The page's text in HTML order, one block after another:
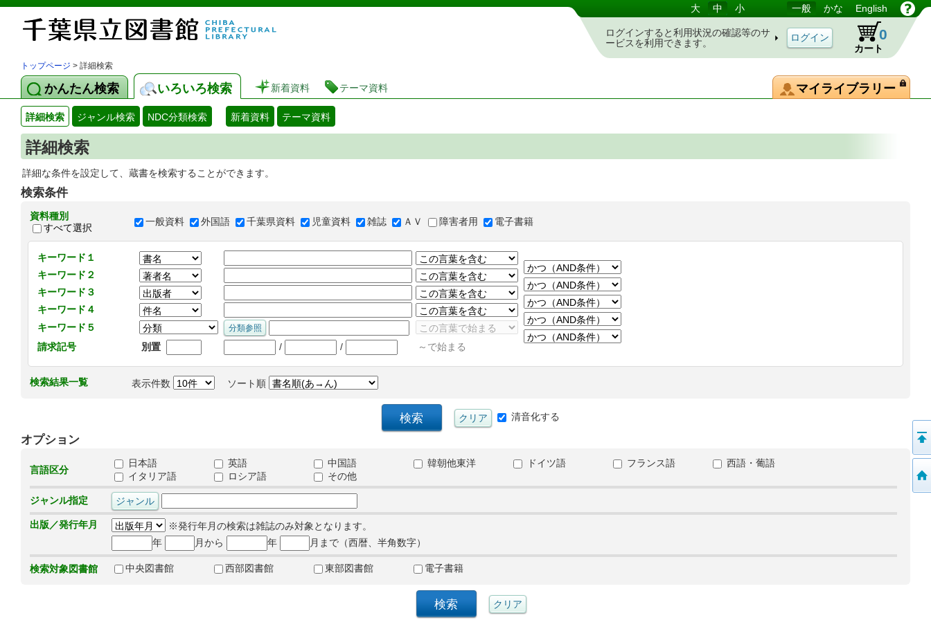
図書館 蔵書検索・予約システム 大 中 小 一般 かな English
ログインすると利用状況の確認等のサ
ービスを利用できます。
カート
0
トップページ > 詳細検索
かんたん検索 いろいろ検索 新着資料 テーマ資料 マイライブラリー
詳細検索 ジャンル検索 NDC分類検索 新着資料 テーマ資料
詳細検索
詳細な条件を設定して、蔵書を検索することができます。
検索条件
資料種別
すべて選択
一般資料 外国語 千葉県資料 児童資料 雑誌 ＡＶ 障害者用 電子書籍
キーワード１
キーワード２
キーワード３
キーワード４
キーワード５
請求記号
別置 / / ～で始まる
検索結果一覧 表示件数 ソート順
清音化する
オプション
言語区分
日本語 英語 中国語 韓朝他東洋 ドイツ語 フランス語
西語・葡語
イタリア語
ロシア語 その他
ジャンル指定
出版／発行年月
※発行年月の検索は雑誌のみ対象となります。
年
月から 年 月まで（西暦、半角数字）
検索対象図書館 中央図書館 西部図書館 東部図書館 電子書籍